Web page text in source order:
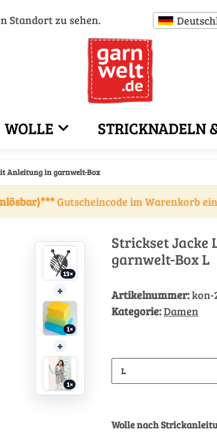
Standort zu sehen.
WOLLE STRICKNADELN
Anleitung in garnwelt-Box
Gutscheincode im Warenkorb
13×
+
1×
+
1×
Strickset Jacke
garnwelt-Box L
Artikelnummer:kon-
Kategorie:Damen
L
Wolle nach